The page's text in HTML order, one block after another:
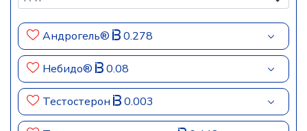
Андрогель® 0.278
Небидо® 0.08
Тестостерон 0.003